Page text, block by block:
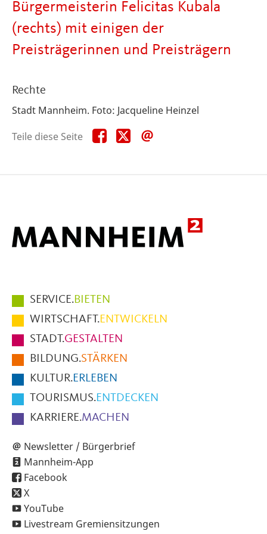
Bürgermeisterin Felicitas Kubala
(rechts) mit einigen der
Preisträgerinnen und Preisträgern
Rechte
Stadt Mannheim. Foto: Jacqueline Heinzel
Teile diese Seite
Teile
diese
Teile
diese
Hauptmenüpunkte
im
Fußbereich
der
Seite
SERVICE.BIETEN
WIRTSCHAFT.ENTWICKELN
STADT.GESTALTEN
BILDUNG.STÄRKEN
KULTUR.ERLEBEN
TOURISMUS.ENTDECKEN
KARRIERE.MACHEN
Newsletter / Bürgerbrief
Mannheim-App
Facebook
X
YouTube
Livestream Gremiensitzungen